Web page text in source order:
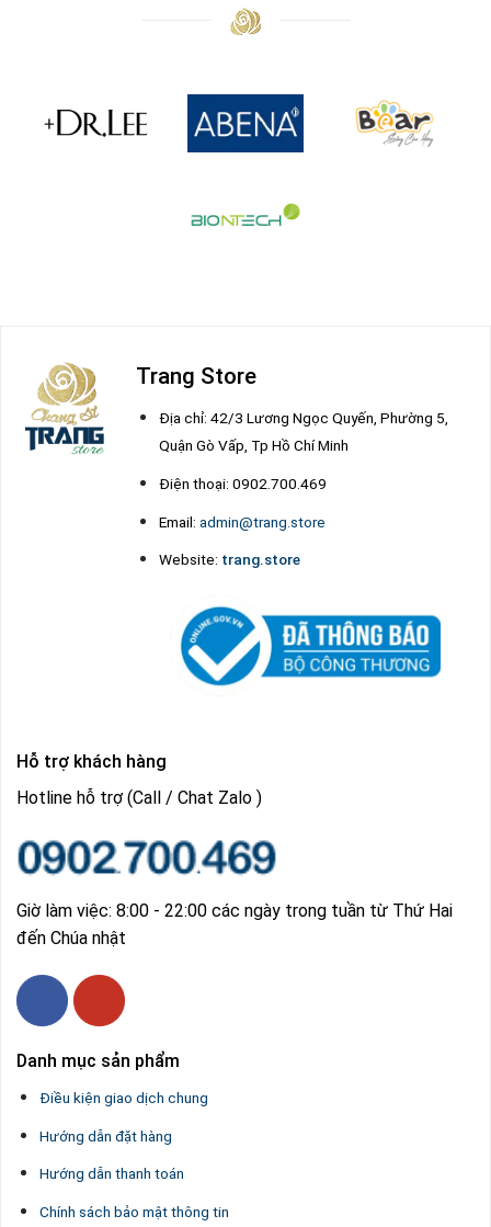
Trang Store
Địa chỉ: 42/3 Lương Ngọc Quyến, Phường 5,
Quận Gò Vấp, Tp Hồ Chí Minh
Điện thoại: 0902.700.469
Email:admin@trang.store
Website: trang.store
Hỗ trợ khách hàng
Hotline hỗ trợ (Call / Chat Zalo )
Giờ làm việc: 8:00 - 22:00 các ngày trong tuần từ Thứ Hai
đến Chúa nhật
Danh mục sản phẩm
Điều kiện giao dịch chung
Hướng dẫn đặt hàng
Hướng dẫn thanh toán
Chính sách bảo mật thông tin